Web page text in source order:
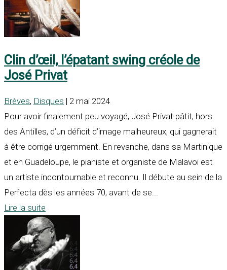
Clin d’œil, l’épatant swing créole de
José Privat
Brèves, Disques | 2 mai 2024
Pour avoir finalement peu voyagé, José Privat pâtit, hors
des Antilles, d’un déficit d’image malheureux, qui gagnerait
à être corrigé urgemment. En revanche, dans sa Martinique
et en Guadeloupe, le pianiste et organiste de Malavoi est
un artiste incontournable et reconnu. Il débute au sein de la
Perfecta dès les années 70, avant de se...
Lire la suite